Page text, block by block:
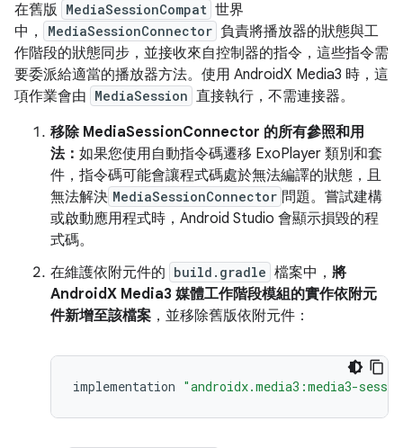
在舊版 MediaSessionCompat 世界
中，
MediaSessionConnector 負責將播放器的狀態與工
作階段的狀態同步，並接收來自控制器的指令，這些指令需
要委派給適當的播放器方法。使用 AndroidX Media3 時，這
項作業會由 MediaSession 直接執行，不需連接器。
移除 MediaSessionConnector 的所有參照和用
法： 如果您使用自動指令碼遷移 ExoPlayer 類別和套
件，指令碼可能會讓程式碼處於無法編譯的狀態，且
無法解決 MediaSessionConnector 問題。嘗試建構
或啟動應用程式時，Android Studio 會顯示損毀的程
式碼。
在維護依附元件的 build.gradle 檔案中， 將
AndroidX Media3 媒體工作階段模組的實作依附元
件新增至該檔案 ，並移除舊版依附元件：
implementation "androidx.media3:media3-